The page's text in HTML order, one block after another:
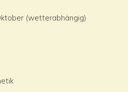
(wetterabhängig)